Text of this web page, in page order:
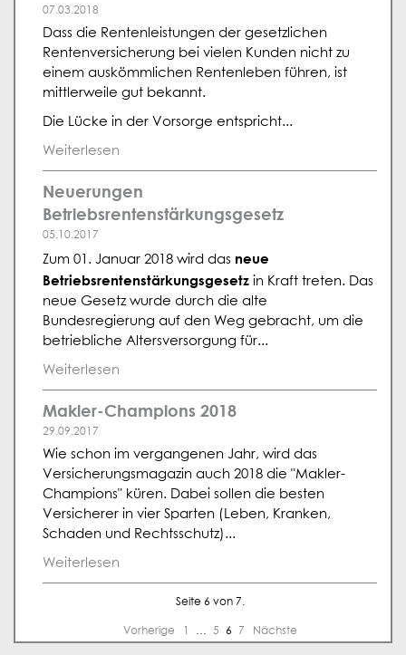
07.03.2018
Dass die Rentenleistungen der gesetzlichen
Rentenversicherung bei vielen Kunden nicht zu
einem auskömmlichen Rentenleben führen, ist
mittlerweile gut bekannt.
Die Lücke in der Vorsorge entspricht...
Weiterlesen
Neuerungen
Betriebsrentenstärkungsgesetz
05.10.2017
Zum 01. Januar 2018 wird das neue
Betriebsrentenstärkungsgesetz in Kraft treten. Das
neue Gesetz wurde durch die alte
Bundesregierung auf den Weg gebracht, um die
betriebliche Altersversorgung für...
Weiterlesen
Makler-Champions 2018
29.09.2017
Wie schon im vergangenen Jahr, wird das
Versicherungsmagazin auch 2018 die "Makler-
Champions" küren. Dabei sollen die besten
Versicherer in vier Sparten (Leben, Kranken,
Schaden und Rechtsschutz)...
Weiterlesen
Seite 6 von 7.
Vorherige … 5 6 7 Nächste